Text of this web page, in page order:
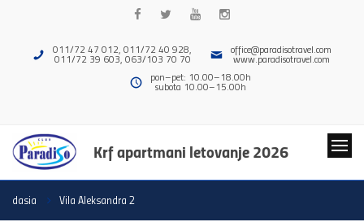
011/72 47 012, 011/72 40 928,
011/72 39 603, 063/103 70 70
office@paradisotravel.com
www.paradisotravel.com
pon–pet: 10.00–18.00h
subota 10.00–15.00h
Krf apartmani letovanje 2026
dasia Vila Aleksandra 2